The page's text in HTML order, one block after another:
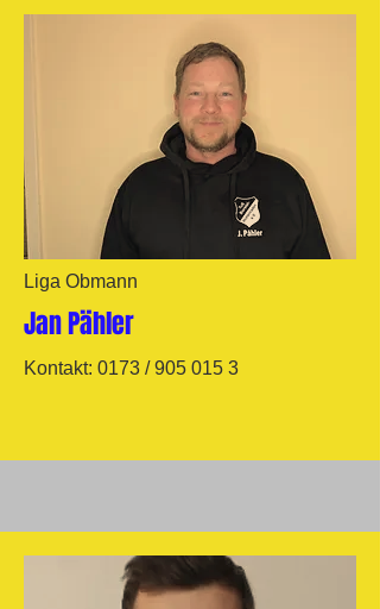
Liga Obmann
Jan Pähler
Kontakt: 0173 /905 015 3